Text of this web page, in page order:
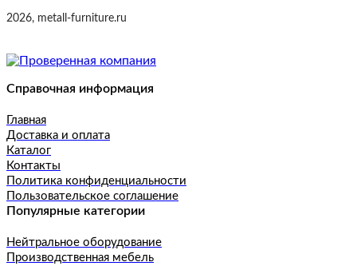
2026, metall-furniture.ru
Справочная информация
Главная
Доставка и оплата
Каталог
Контакты
Политика конфиденциальности
Пользовательское соглашение
Популярные категории
Нейтральное оборудование
Производственная мебель